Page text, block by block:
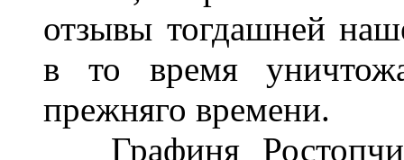
отзывы тогдашней
в то время
прежняго времени.
Графиня